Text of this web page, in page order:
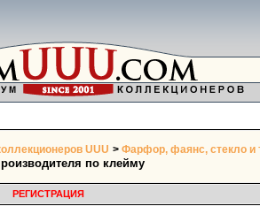
UUU > Фарфор, фаянс, стекло и
по клейму
РЕГИСТРАЦИЯ